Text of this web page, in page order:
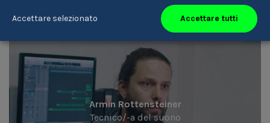
Armin Rottensteiner
Tecnico/-a del suono
Accettare selezionato Accettare tutti